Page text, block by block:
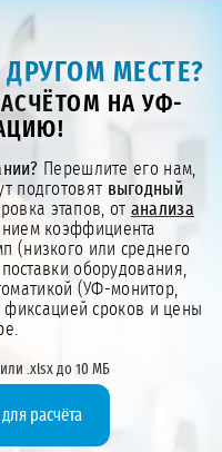
МЕСТЕ?
НА УФ-
Перешлите его нам,
подготовят выгодный
этапов, от анализа
коэффициента
(низкого или среднего
оборудования,
(УФ-монитор,
фиксацией сроков и цены
.xlsx до 10 МБ
расчёта